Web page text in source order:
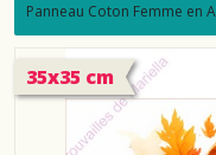
Panneau Coton Femme en
35x35 cm